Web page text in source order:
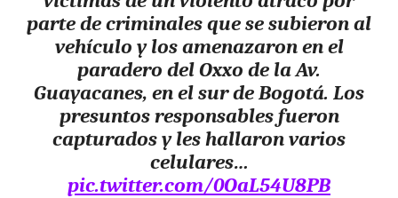
parte de criminales que se subieron al
vehículo y los amenazaron en el
paradero del Oxxo de la Av.
Guayacanes, en el sur de Bogotá. Los
presuntos responsables fueron
capturados y les hallaron varios
celulares…
pic.twitter.com/0OaL54U8PB